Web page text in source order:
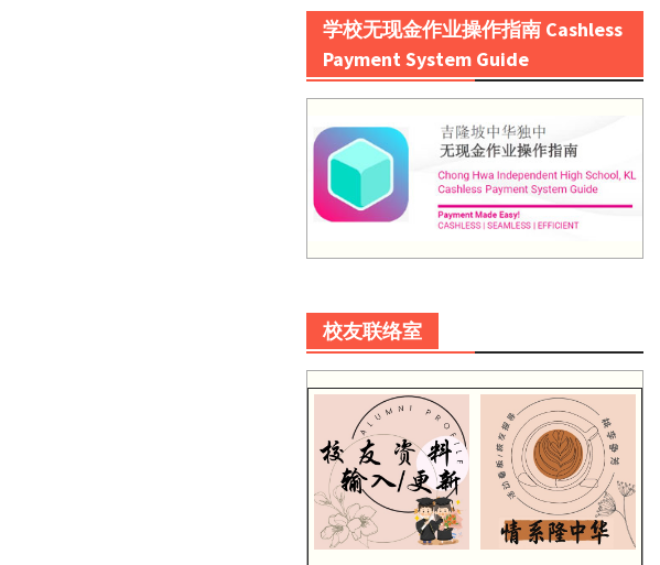
学校无现金作业操作指南 Cashless
Payment System Guide
校友联络室